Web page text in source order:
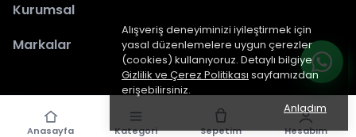
Alışveriş deneyiminizi iyileştirmek için
yasal düzenlemelere uygun çerezler
(cookies) kullanıyoruz. Detaylı bilgiye
Gizlilik ve Çerez Politikası sayfamızdan
erişebilirsiniz.
Anladım
Kurumsal
Markalar
epiked.comtarafından dizayn edilmiştir.
Anasayfa Kategori Sepetim Hesabım